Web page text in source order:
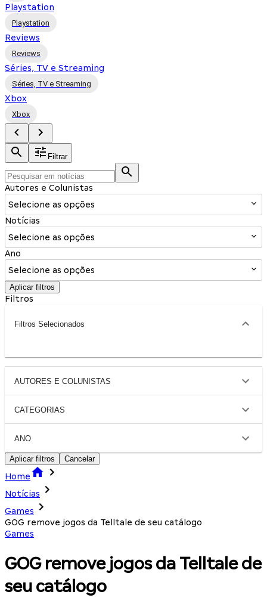
Playstation
Playstation
Reviews
Reviews
Séries, TV e Streaming
Séries, TV e Streaming
Xbox
Xbox
Filtrar
Autores e Colunistas
Selecione as opções
Notícias
Selecione as opções
Ano
Selecione as opções
Aplicar filtros
Filtros
Filtros Selecionados
AUTORES E COLUNISTAS
CATEGORIAS
ANO
Aplicar filtros Cancelar
Home
Notícias
Games
GOG remove jogos da Telltale de seu catálogo
Games
GOG remove jogos da Telltale de
seu catálogo